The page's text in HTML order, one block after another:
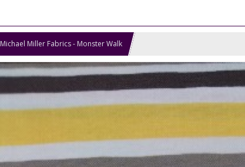
Michael Miller Fabrics - Monster Walk